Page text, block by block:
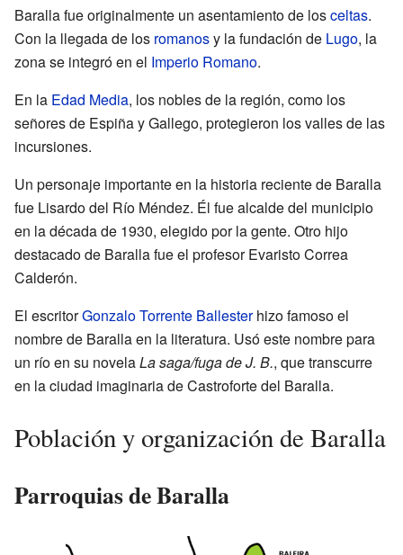
Baralla fue originalmente un asentamiento de losceltas.
Con la llegada de los romanosy la fundación de Lugo, la
zona se integró en el Imperio Romano.
En la Edad Media, los nobles de la región, como los
señores de Espiña y Gallego, protegieron los valles de las
incursiones.
Un personaje importante en la historia reciente de Baralla
fue Lisardo del Río Méndez. Él fue alcalde del municipio
en la década de 1930, elegido por la gente. Otro hijo
destacado de Baralla fue el profesor Evaristo Correa
Calderón.
El escritorGonzalo Torrente Ballesterhizo famoso el
nombre de Baralla en la literatura. Usó este nombre para
un río en su novelaLa saga/fuga de J. B., que transcurre
en la ciudad imaginaria de Castroforte del Baralla.
Población y organización de Baralla
Parroquias de Baralla